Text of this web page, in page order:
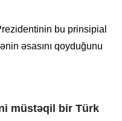
bu prinsipial
əsasını qoyduğunu
müstəqil bir Türk